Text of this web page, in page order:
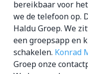
bereikbaar voor
we de telefoon op.
Haldu Groep. We
een groepsapp en
schakelen. Konrad
Groep onze